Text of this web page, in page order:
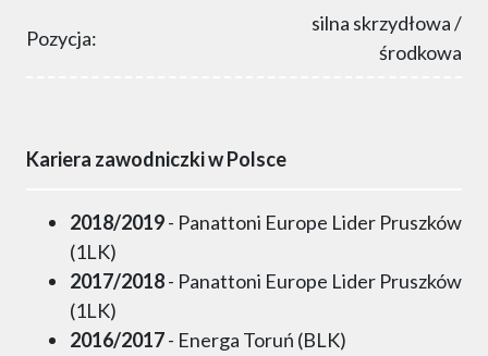
Pozycja:
silna skrzydłowa /
środkowa
Kariera zawodniczki w Polsce
2018/2019- Panattoni Europe Lider Pruszków
(1LK)
2017/2018- Panattoni Europe Lider Pruszków
(1LK)
2016/2017- Energa Toruń (BLK)